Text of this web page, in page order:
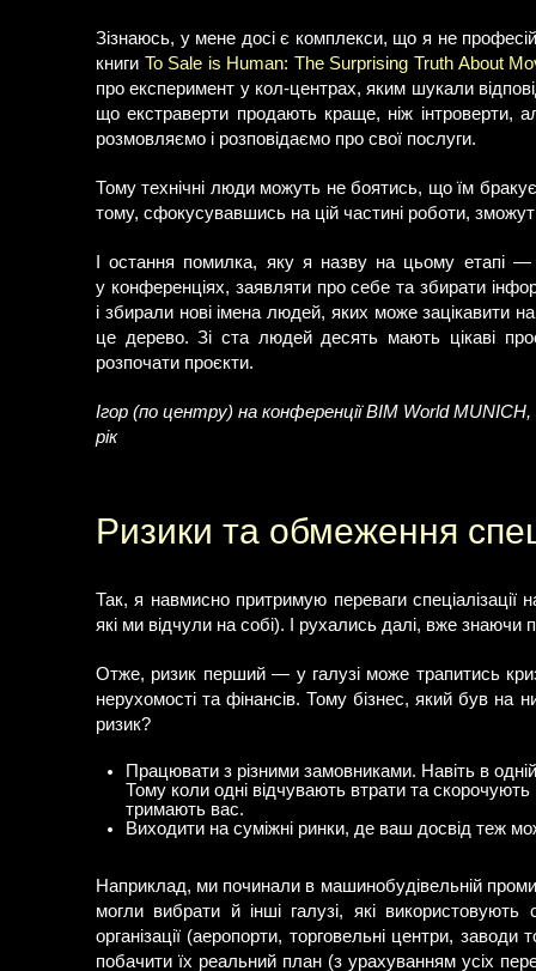
Зізнаюсь, у мене досі є комплекси, що я не
книги To Sale is Human: The Surprising Truth About
про експеримент у кол-центрах, яким шукали
що екстраверти продають краще, ніж інтроверти,
розмовляємо і розповідаємо про свої послуги.
Тому технічні люди можуть не боятись, що їм
тому, сфокусувавшись на цій частині роботи,
І остання помилка, яку я назву на цьому етапі
у конференціях, заявляти про себе та збирати
і збирали нові імена людей, яких може зацікавити
це дерево. Зі ста людей десять мають цікаві
розпочати проєкти.
Ігор (по центру) на конференції BIM World
рік
Ризики та обмеження
Так, я навмисно притримую переваги спеціалізації
які ми відчули на собі). І рухались далі, вже знаючи
Отже, ризик перший — у галузі може трапитись
нерухомості та фінансів. Тому бізнес, який був на
ризик?
Працювати з різними замовниками. Навіть в
Тому коли одні відчувають втрати та скорочують
тримають вас.
Виходити на суміжні ринки, де ваш досвід теж
Наприклад, ми починали в машинобудівельній
могли вибрати й інші галузі, які
організації (аеропорти, торговельні центри,
побачити їх реальний план (з урахуванням усіх